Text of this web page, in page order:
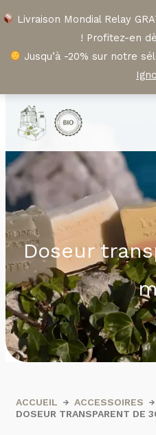
Livraison Mondial Relay
! Profitez-en
Jusqu’à -20% sur notre
au
Doseur
ACCUEIL
ACCESSOIRES
DOSEUR TRANSPARENT DE